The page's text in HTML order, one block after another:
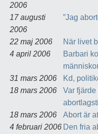
2006
17 augusti
2006
”Jag
22 maj 2006
När livet
4 april 2006
Barbari
31 mars 2006
Kd,
18 mars 2006
Var fjärde
18 mars 2006
Abort är
4 februari 2006 Den fria